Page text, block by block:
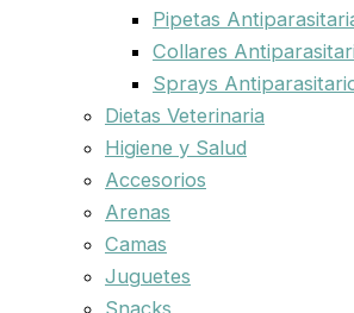
Pipetas
Collares
Sprays
Dietas Veterinaria
Higiene y Salud
Accesorios
Arenas
Camas
Juguetes
Snacks